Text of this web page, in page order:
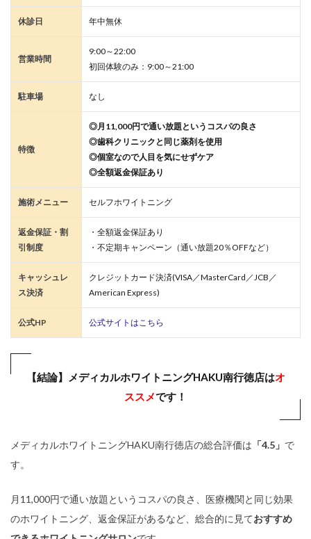
休診日 年中無休
営業時間
9:00～22:00
初回体験のみ：9:00～21:00
駐車場 なし
特徴
◎月11,000円で通い放題というコスパの良さ
◎歯科クリニックと同じ薬剤を使用
◎個室なので人目を気にせずケア
◎全額返金保証あり
施術メニュー セルフホワイトニング
返金保証・割
引制度
・全額返金保証あり
・不定期キャンペーン（通い放題20％OFFなど）
キャッシュレ
ス決済
クレジットカード決済(VISA／MasterCard／JCB／
American Express)
公式HP 公式サイトはこちら
【結論】メディカルホワイトニングHAKU南行徳店はオ
ススメです！
メディカルホワイトニングHAKU南行徳店の総合評価は 「4.5」 で
す。
月11,000円で通い放題というコスパの良さ、医療機関と同じ効果
のホワイトニング、返金保証があるなど、総合的に見ておすすめ